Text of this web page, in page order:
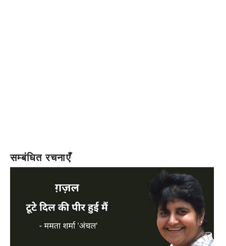
सम्बंधित रचनाएँ